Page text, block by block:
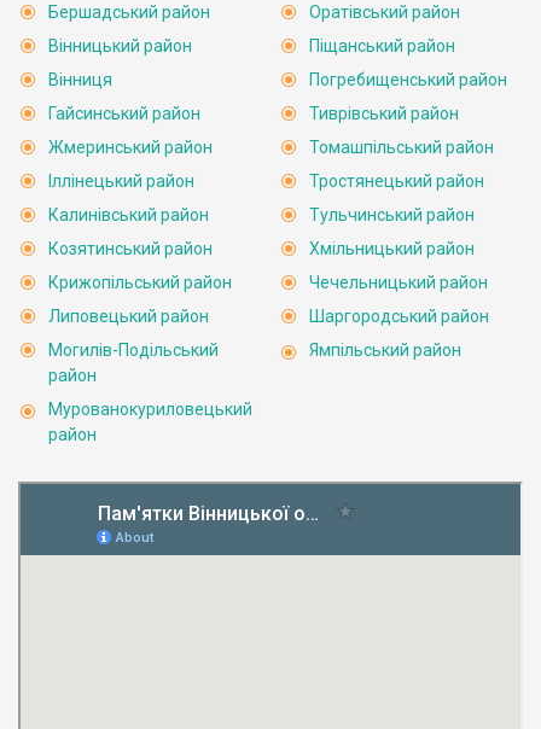
Бершадський район
Вінницький район
Вінниця
Гайсинський район
Жмеринський район
Іллінецький район
Калинівський район
Козятинський район
Крижопільський район
Липовецький район
Могилів-Подільський
район
Мурованокуриловецький
район
Оратівський район
Піщанський район
Погребищенський район
Тиврівський район
Томашпільський район
Тростянецький район
Тульчинський район
Хмільницький район
Чечельницький район
Шаргородський район
Ямпільський район